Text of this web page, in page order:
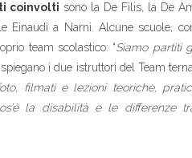
coinvolti sono la De Filis, la De
Einaudi a Narni. Alcune scuole,
team scolastico: “Siamo partiti
i due istruttori del Team
filmati e lezioni teoriche,
la disabilità e le differenze